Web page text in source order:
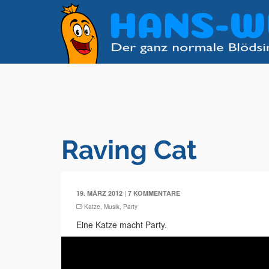
Raving Cat
19. MÄRZ 2012 | 7 KOMMENTARE
Katze, Musik, Party
Eine Katze macht Party.